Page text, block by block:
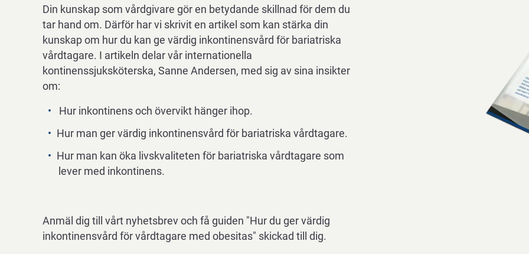
Din kunskap som vårdgivare gör en betydande skillnad för dem du
tar hand om. Därför har vi skrivit en artikel som kan stärka din
kunskap om hur du kan ge värdig inkontinensvård för bariatriska
vårdtagare. I artikeln delar vår internationella
kontinenssjuksköterska, Sanne Andersen, med sig av sina insikter
om:
Hur inkontinens och övervikt hänger ihop.
Hur man ger värdig inkontinensvård för bariatriska vårdtagare.
Hur man kan öka livskvaliteten för bariatriska vårdtagare som
lever med inkontinens.
Anmäl dig till vårt nyhetsbrev och få guiden "Hur du ger värdig
inkontinensvård för vårdtagare med obesitas" skickad till dig.